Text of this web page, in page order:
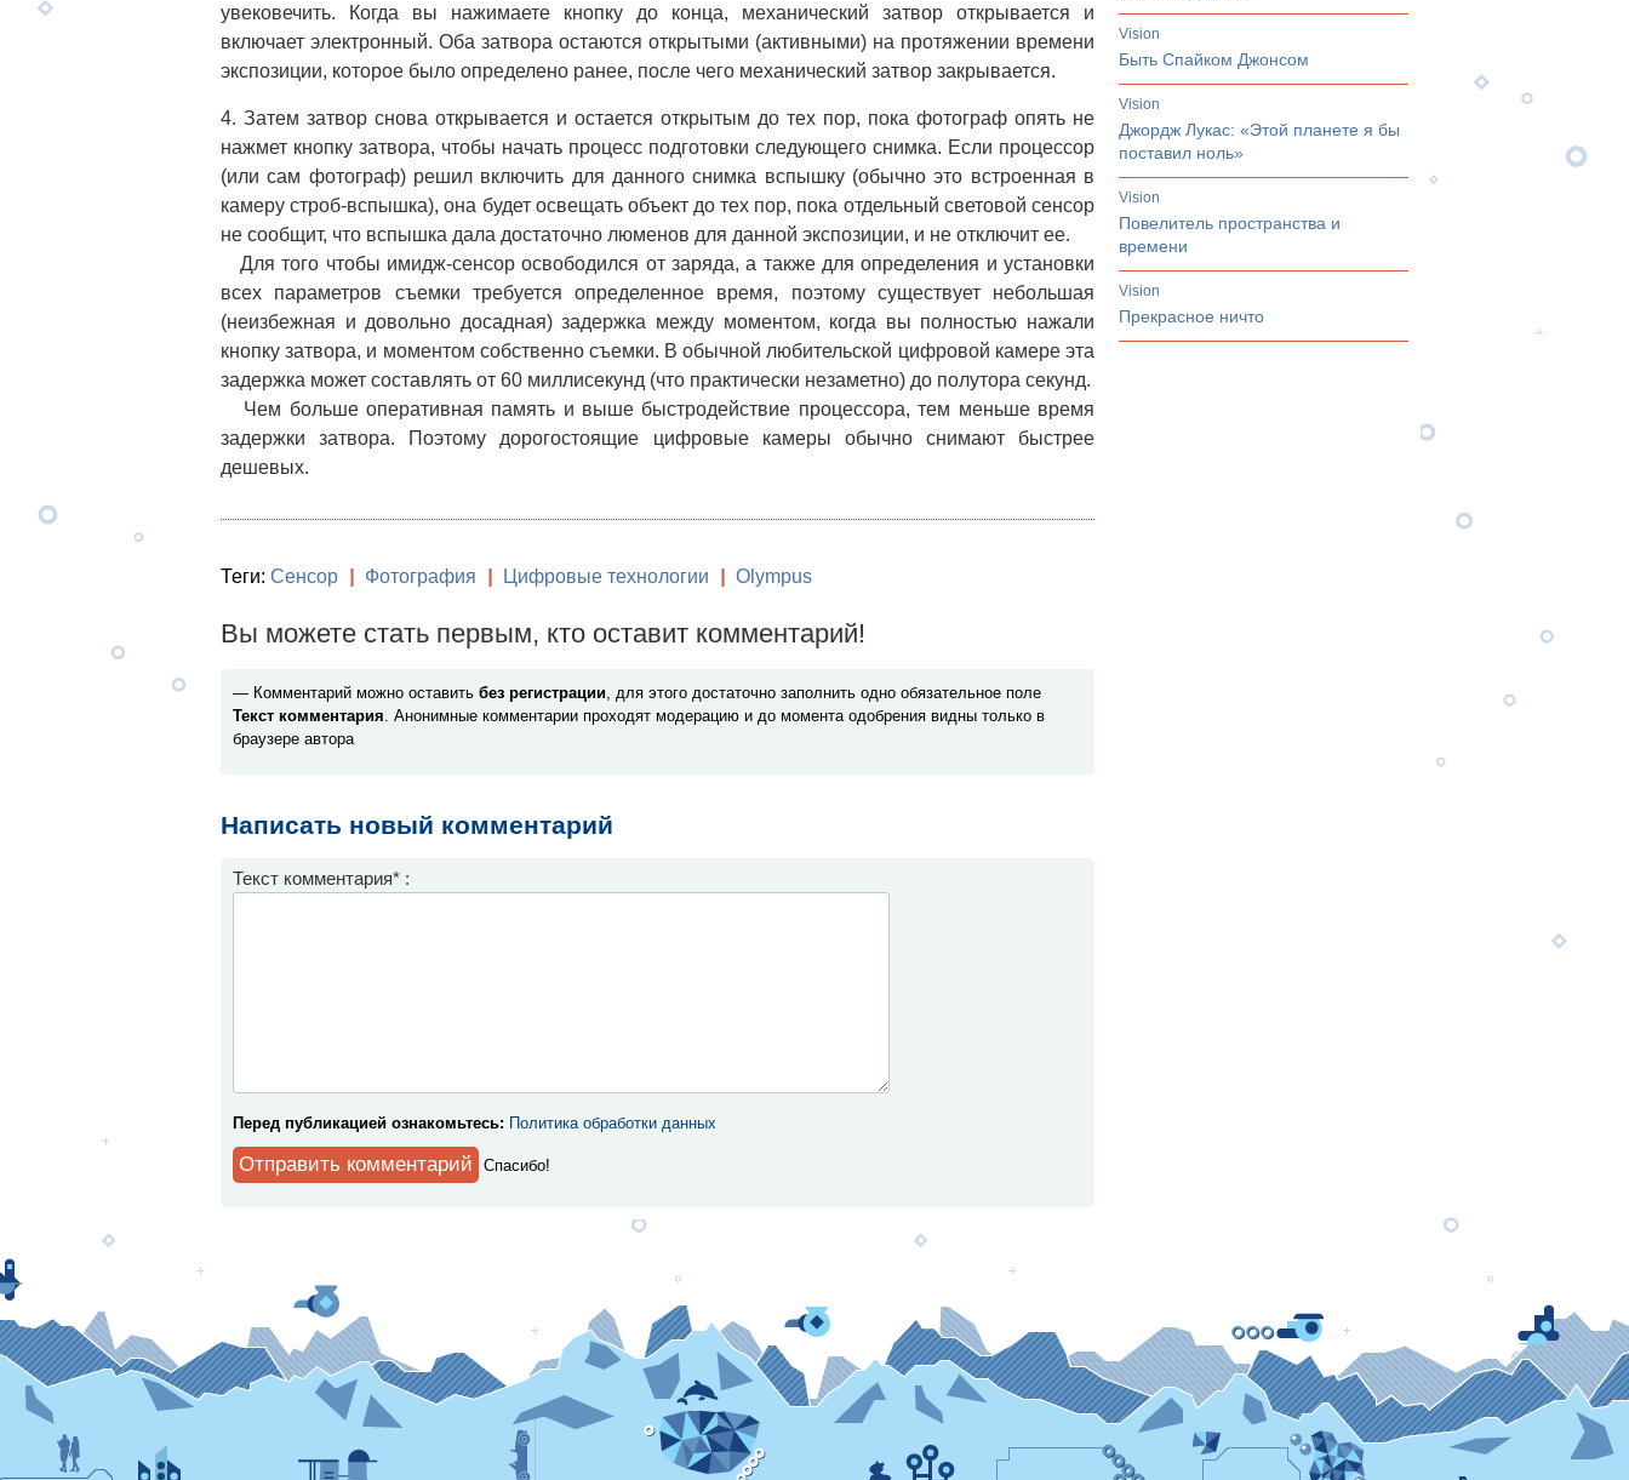
увековечить. Когда вы нажимаете кнопку до конца, механический затвор открывается и
включает электронный. Оба затвора остаются открытыми (активными) на протяжении времени
экспозиции, которое было определено ранее, после чего механический затвор закрывается.
4. Затем затвор снова открывается и остается открытым до тех пор, пока фотограф опять не
нажмет кнопку затвора, чтобы начать процесс подготовки следующего снимка. Если процессор
(или сам фотограф) решил включить для данного снимка вспышку (обычно это встроенная в
камеру строб-вспышка), она будет освещать объект до тех пор, пока отдельный световой сенсор
не сообщит, что вспышка дала достаточно люменов для данной экспозиции, и не отключит ее.
Для того чтобы имидж-сенсор освободился от заряда, а также для определения и установки
всех параметров съемки требуется определенное время, поэтому существует небольшая
(неизбежная и довольно досадная) задержка между моментом, когда вы полностью нажали
кнопку затвора, и моментом собственно съемки. В обычной любительской цифровой камере эта
задержка может составлять от 60 миллисекунд (что практически незаметно) до полутора секунд.
Чем больше оперативная память и выше быстродействие процессора, тем меньше время
задержки затвора. Поэтому дорогостоящие цифровые камеры обычно снимают быстрее
дешевых.
Теги: Сенсор Фотография Цифровые технологии Olympus
Вы можете стать первым, кто оставит комментарий!
— Комментарий можно оставить без регистрации, для этого достаточно заполнить одно обязательное поле
Текст комментария. Анонимные комментарии проходят модерацию и до момента одобрения видны только в
браузере автора
Написать новый комментарий
Текст комментария* :
Перед публикацией ознакомьтесь: Политика обработки данных
Спaсибо!
vision
Быть Спайком Джонсом
vision
Джордж Лукас: «Этой планете я бы
поставил ноль»
vision
Повелитель пространства и
времени
vision
Прекрасное ничто